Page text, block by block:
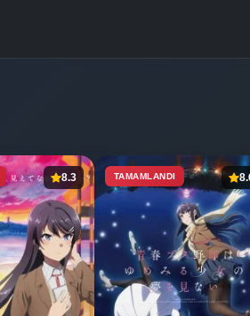
8.3 TAMAMLANDI